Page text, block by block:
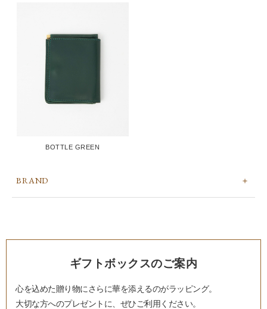
BOTTLE GREEN
BRAND
ギフトボックスのご案内
心を込めた贈り物にさらに華を添えるのがラッピング。
大切な方へのプレゼントに、ぜひご利用ください。